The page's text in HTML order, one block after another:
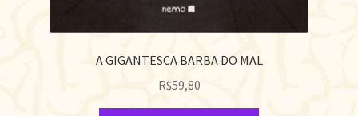
A GIGANTESCA BARBA DO MAL
R$59,80